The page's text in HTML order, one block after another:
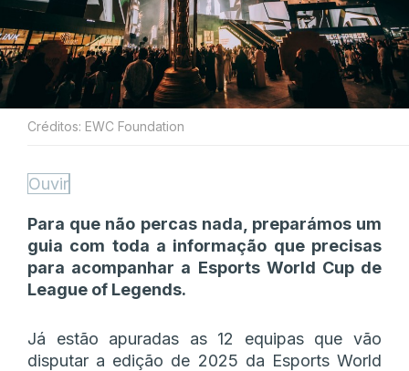
Créditos: EWC Foundation
Ouvir
Para que não percas nada, preparámos um
guia com toda a informação que precisas
para acompanhar a Esports World Cup de
League of Legends.
Já estão apuradas as 12 equipas que vão
disputar a edição de 2025 da Esports World